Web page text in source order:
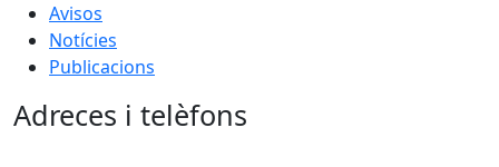
Avisos
Notícies
Publicacions
Adreces i telèfons